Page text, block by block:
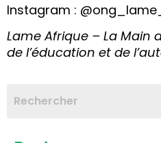
Instagram :
Lame Afrique – La Main
de l’éducation et de